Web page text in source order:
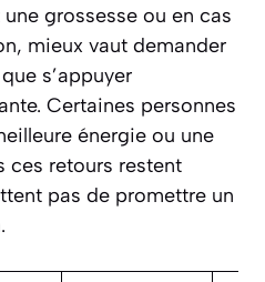
grossesse ou en cas
mieux vaut demander
s’appuyer
Certaines personnes
énergie ou une
ces retours restent
pas de promettre un